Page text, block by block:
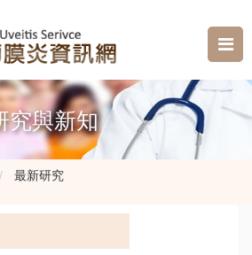
究與新知
最新研究